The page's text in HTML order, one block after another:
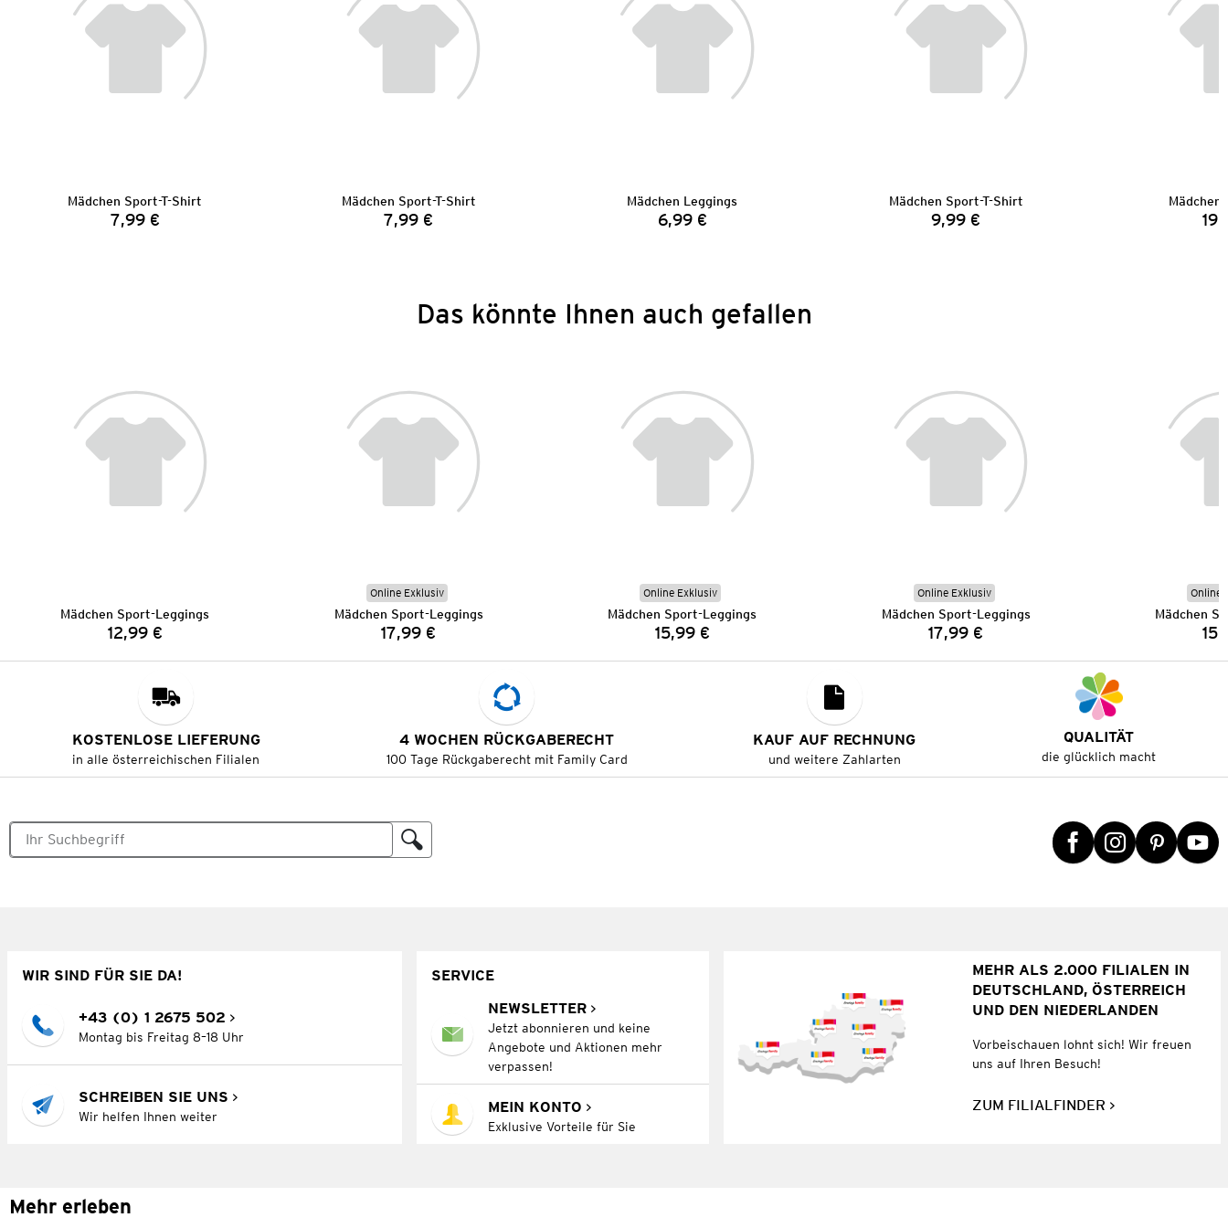
Mädchen Sport-T-Shirt
Preis:
7,99 €
Mädchen Sport-T-Shirt
Preis:
7,99 €
Mädchen Leggings
Preis:
6,99 €
Mädchen Sport-T-Shirt
Preis:
9,99 €
Mädchen
Das könnte Ihnen auch gefallen
Mädchen Sport-Leggings
Preis:
12,99 €
Online Exklusiv
Mädchen Sport-Leggings
Preis:
17,99 €
Online Exklusiv
Mädchen Sport-Leggings
Preis:
15,99 €
Online Exklusiv
Mädchen Sport-Leggings
Preis:
17,99 €
Online
Mädchen
KOSTENLOSE LIEFERUNG
in alle österreichischen Filialen
4 WOCHEN RÜCKGABERECHT
100 Tage Rückgaberecht mit Family Card
KAUF AUF RECHNUNG
und weitere Zahlarten
QUALITÄT
die glücklich macht
WIR SIND FÜR SIE DA!
+43 (0) 1 2675 502
Montag bis Freitag 8–18 Uhr
SCHREIBEN SIE UNS
Wir helfen Ihnen weiter
SERVICE
NEWSLETTER
Jetzt abonnieren und keine
Angebote und Aktionen mehr
verpassen!
MEIN KONTO
Exklusive Vorteile für Sie
MEHR ALS 2.000 FILIALEN IN
DEUTSCHLAND, ÖSTERREICH
UND DEN NIEDERLANDEN
Vorbeischauen lohnt sich! Wir freuen
uns auf Ihren Besuch!
ZUM FILIALFINDER
Mehr erleben